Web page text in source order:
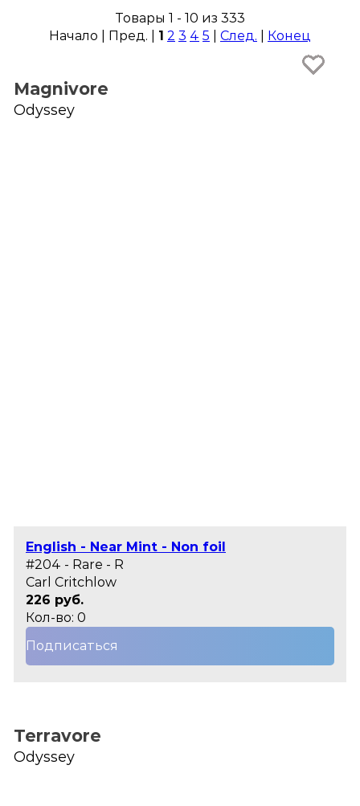
Товары 1 - 10 из 333
Начало | Пред. | 1 2 3 4 5 След. Конец
Magnivore
Odyssey
English - Near Mint - Non foil
#204 - Rare - R
Carl Critchlow
226 руб.
Кол-во: 0
Подписаться
Terravore
Odyssey